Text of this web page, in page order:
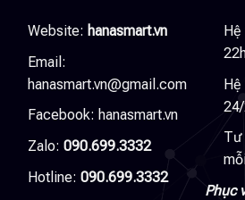
Website: hanasmart.vn
Email:
hanasmart.vn@gmail.com
Facebook: hanasmart.vn
Zalo: 090.699.3332
Hotline: 090.699.3332
Hệ
Tư
Phục